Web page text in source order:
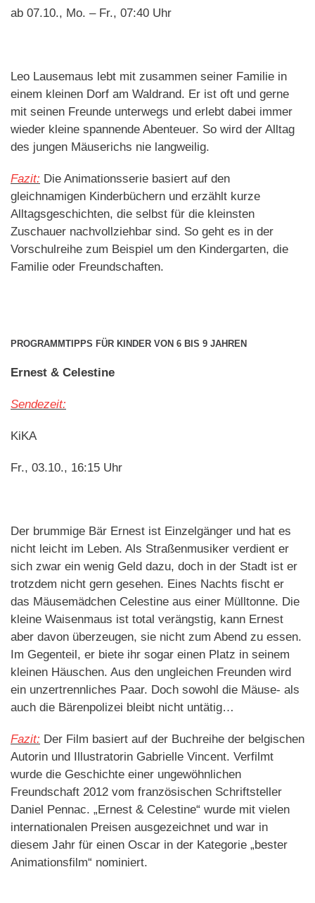
ab 07.10., Mo. – Fr., 07:40 Uhr
Leo Lausemaus lebt mit zusammen seiner Familie in
einem kleinen Dorf am Waldrand. Er ist oft und gerne
mit seinen Freunde unterwegs und erlebt dabei immer
wieder kleine spannende Abenteuer. So wird der Alltag
des jungen Mäuserichs nie langweilig.
Fazit: Die Animationsserie basiert auf den
gleichnamigen Kinderbüchern und erzählt kurze
Alltagsgeschichten, die selbst für die kleinsten
Zuschauer nachvollziehbar sind. So geht es in der
Vorschulreihe zum Beispiel um den Kindergarten, die
Familie oder Freundschaften.
PROGRAMMTIPPS FÜR KINDER VON 6 BIS 9 JAHREN
Ernest & Celestine
Sendezeit:
KiKA
Fr., 03.10., 16:15 Uhr
Der brummige Bär Ernest ist Einzelgänger und hat es
nicht leicht im Leben. Als Straßenmusiker verdient er
sich zwar ein wenig Geld dazu, doch in der Stadt ist er
trotzdem nicht gern gesehen. Eines Nachts fischt er
das Mäusemädchen Celestine aus einer Mülltonne. Die
kleine Waisenmaus ist total verängstig, kann Ernest
aber davon überzeugen, sie nicht zum Abend zu essen.
Im Gegenteil, er biete ihr sogar einen Platz in seinem
kleinen Häuschen. Aus den ungleichen Freunden wird
ein unzertrennliches Paar. Doch sowohl die Mäuse- als
auch die Bärenpolizei bleibt nicht untätig…
Fazit: Der Film basiert auf der Buchreihe der belgischen
Autorin und Illustratorin Gabrielle Vincent. Verfilmt
wurde die Geschichte einer ungewöhnlichen
Freundschaft 2012 vom französischen Schriftsteller
Daniel Pennac. „Ernest & Celestine“ wurde mit vielen
internationalen Preisen ausgezeichnet und war in
diesem Jahr für einen Oscar in der Kategorie „bester
Animationsfilm“ nominiert.